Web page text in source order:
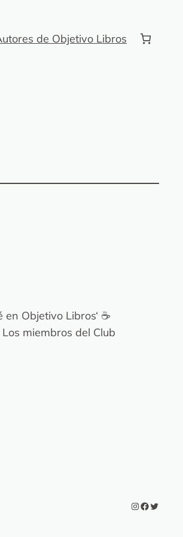
de Objetivo Libros
Objetivo Libros‘ ☕️
miembros del Club
Instagram
Facebook
Twitter